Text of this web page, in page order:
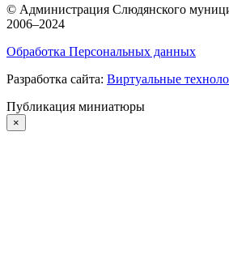
© Администрация Слюдянского
2006–2024
Обработка Персональных данных
Разработка сайта: Виртуальные
Публикация миниатюры
×